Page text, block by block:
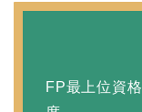
FP最上位資